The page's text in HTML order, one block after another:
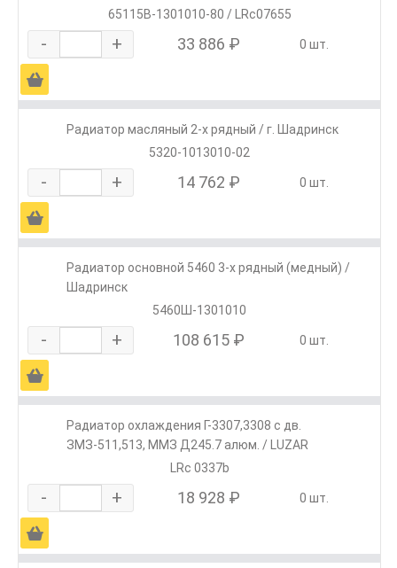
65115В-1301010-80 / LRc07655
- + 33 886 ₽ 0 шт.
Ä
Радиатор масляный 2-х рядный / г. Шадринск
5320-1013010-02
- + 14 762 ₽ 0 шт.
Ä
Радиатор основной 5460 3-х рядный (медный) /
Шадринск
5460Ш-1301010
- + 108 615 ₽ 0 шт.
Ä
Радиатор охлаждения Г-3307,3308 с дв.
ЗМЗ-511,513, ММЗ Д245.7 алюм. / LUZAR
LRc 0337b
- + 18 928 ₽ 0 шт.
Ä